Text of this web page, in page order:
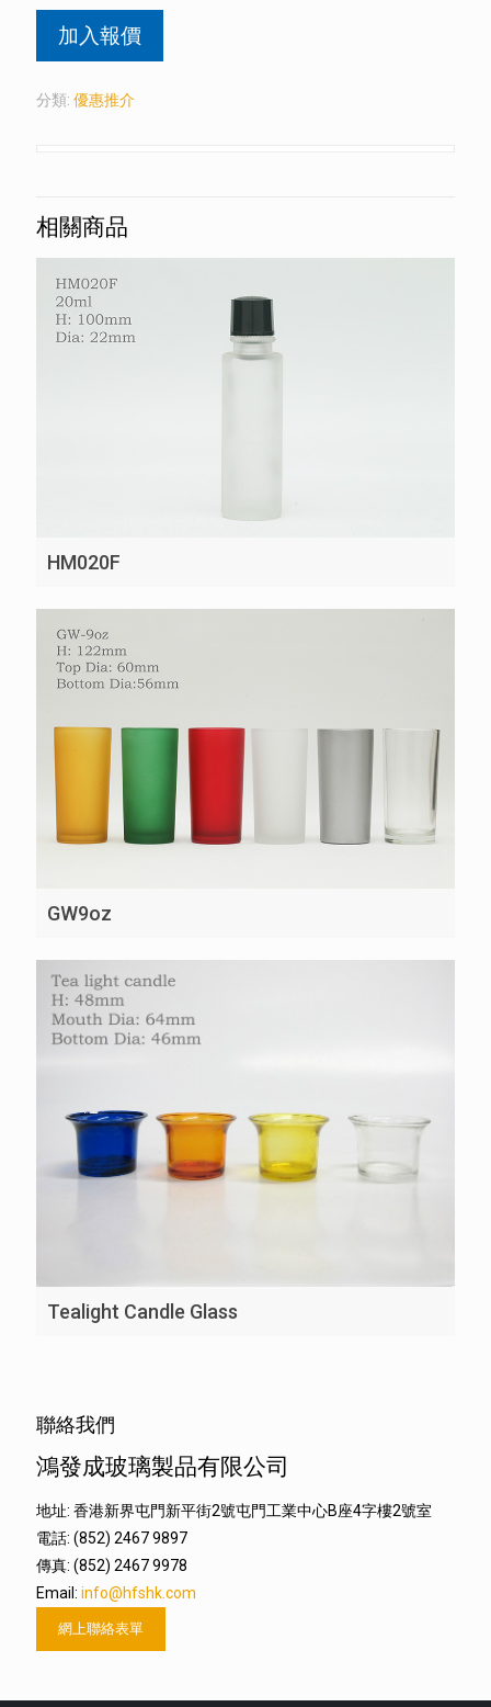
加入報價
分類: 優惠推介
相關商品
HM020F
GW9oz
Tealight Candle Glass
聯絡我們
鴻發成玻璃製品有限公司
地址: 香港新界屯門新平街2號屯門工業中心B座4字樓2號室
電話: (852) 2467 9897
傳真: (852) 2467 9978
Email: info@hfshk.com
網上聯絡表單